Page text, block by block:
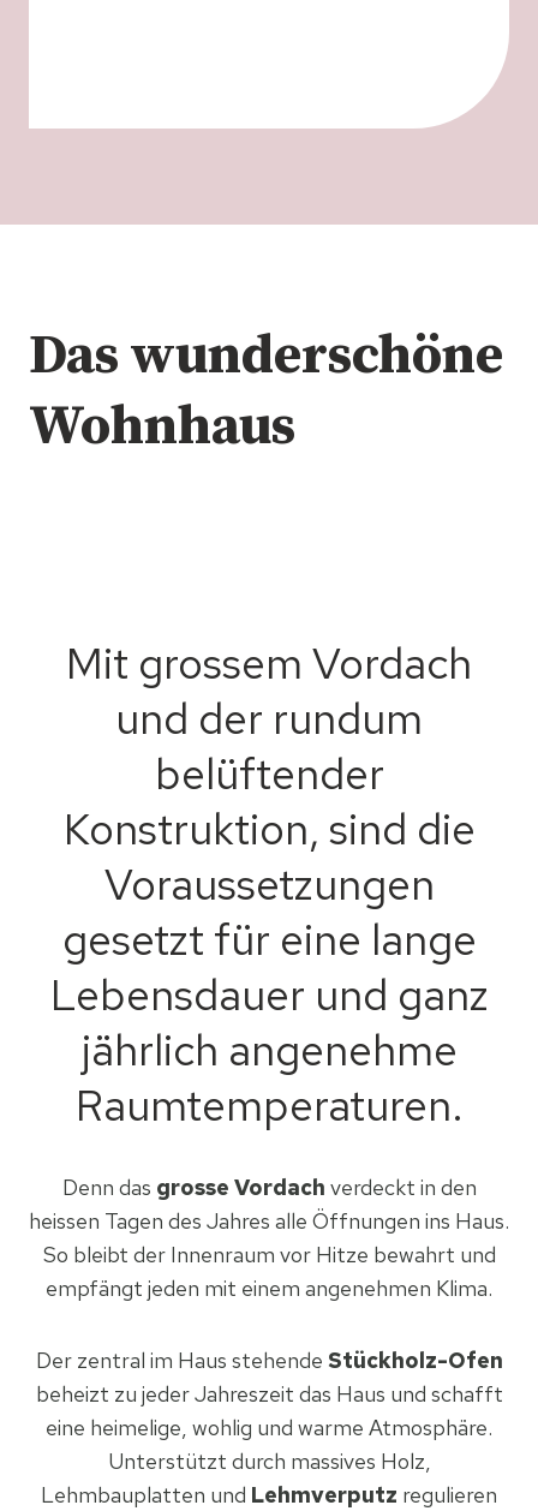
Das wunderschöne
Wohnhaus
Mit grossem Vordach
und der rundum
belüftender
Konstruktion, sind die
Voraussetzungen
gesetzt für eine lange
Lebensdauer und ganz
jährlich angenehme
Raumtemperaturen.
Denn das grosse Vordach verdeckt in den
heissen Tagen des Jahres alle Öffnungen ins Haus.
So bleibt der Innenraum vor Hitze bewahrt und
empfängt jeden mit einem angenehmen Klima.
Der zentral im Haus stehende Stückholz-Ofen
beheizt zu jeder Jahreszeit das Haus und schafft
eine heimelige, wohlig und warme Atmosphäre.
Unterstützt durch massives Holz,
Lehmbauplatten und Lehmverputz regulieren